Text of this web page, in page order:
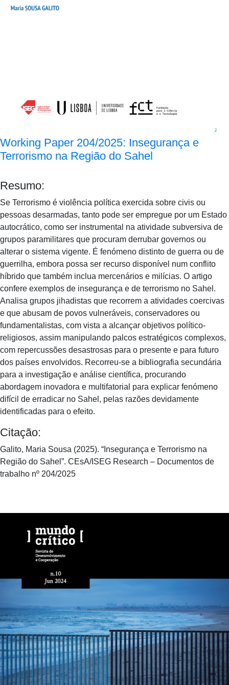
Working Paper 204/2025: Insegurança e
Terrorismo na Região do Sahel
Resumo:
Se Terrorismo é violência política exercida sobre civis ou
pessoas desarmadas, tanto pode ser empregue por um Estado
autocrático, como ser instrumental na atividade subversiva de
grupos paramilitares que procuram derrubar governos ou
alterar o sistema vigente. É fenómeno distinto de guerra ou de
guerrilha, embora possa ser recurso disponível num conflito
híbrido que também inclua mercenários e milícias. O artigo
confere exemplos de insegurança e de terrorismo no Sahel.
Analisa grupos jihadistas que recorrem a atividades coercivas
e que abusam de povos vulneráveis, conservadores ou
fundamentalistas, com vista a alcançar objetivos político-
religiosos, assim manipulando palcos estratégicos complexos,
com repercussões desastrosas para o presente e para futuro
dos países envolvidos. Recorreu-se a bibliografia secundária
para a investigação e análise científica, procurando
abordagem inovadora e multifatorial para explicar fenómeno
difícil de erradicar no Sahel, pelas razões devidamente
identificadas para o efeito.
Citação:
Galito, Maria Sousa (2025). “Insegurança e Terrorismo na
Região do Sahel”. CEsA/ISEG Research – Documentos de
trabalho nº 204/2025